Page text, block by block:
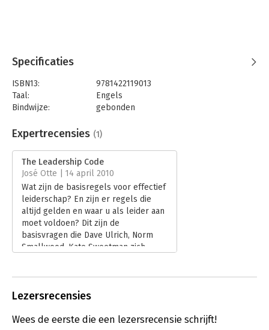
Specificaties
ISBN13:
9781422119013
Taal:
Engels
Bindwijze:
gebonden
Uitgever:
Harvard Business School Press
Hoofdrubriek:
Expertrecensies (1)
The Leadership Code
José Otte | 14 april 2010
Wat zijn de basisregels voor effectief
leiderschap? En zijn er regels die
altijd gelden en waar u als leider aan
moet voldoen? Dit zijn de
basisvragen die Dave Ulrich, Norm
Smallwood, Kate Sweetman zich
ervaring, samengebracht met de
hebben we nu een boek waarin het
Lezersrecensies
Wees de eerste die een lezersrecensie schrijft!